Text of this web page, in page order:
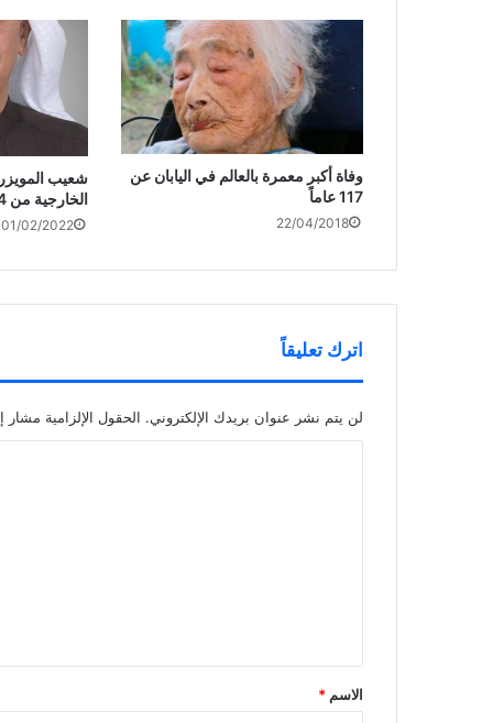
وفاة أكبر معمرة بالعالم في اليابان عن
117 عاماً
22/04/2018
شعيب
الخارجية من 4 محاور
01/02/2022
اترك تعليقاً
لن يتم نشر عنوان بريدك الإلكتروني. الحقول الإلزامية مشار
*
الاسم *